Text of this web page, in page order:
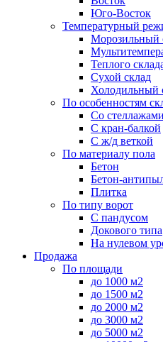
Юго-Восток
Температурный
Морозильный
Теплого
Сухой склад
Холодильный
По особенностям
Со стеллажами
С кран-балкой
С ж/д веткой
По материалу пола
Бетон
Бетон-
Плитка
По типу ворот
С пандусом
Докового типа
На нулевом
Продажа
По площади
до 1000 м2
до 1500 м2
до 2000 м2
до 3000 м2
до 5000 м2